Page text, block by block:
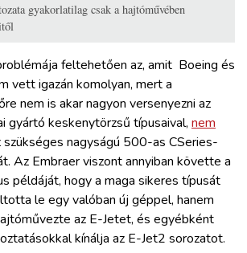
gyakorlatilag csak a hajtóművében
feltehetően az, amit Boeing és
vett igazán komolyan, mert a
nem is akar nagyon versenyezni az
gyártó keskenytörzsű típusaival, nem
szükséges nagyságú 500-as CSeries-
Az Embraer viszont annyiban követte a
példáját, hogy a maga sikeres típusát
le egy valóban új géppel, hanem
az E-Jetet, és egyébként
kínálja az E-Jet2 sorozatot.